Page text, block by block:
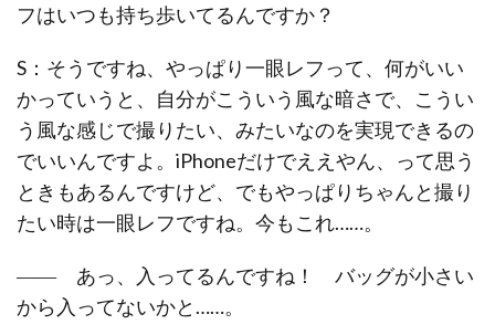
フはいつも持ち歩いてるんですか？
S：そうですね、やっぱり一眼レフって、何がいい
かっていうと、自分がこういう風な暗さで、こうい
う風な感じで撮りたい、みたいなのを実現できるの
でいいんですよ。iPhoneだけでええやん、って思う
ときもあるんですけど、でもやっぱりちゃんと撮り
たい時は一眼レフですね。今もこれ……。
―― あっ、入ってるんですね！ バッグが小さい
から入ってないかと……。